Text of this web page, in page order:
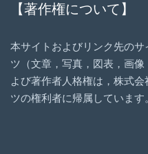
【著作権について】
本サイトおよびリンク先の
ツ（文章，写真，図表，画
よび著作者人格権は，株式
ツの権利者に帰属しています。